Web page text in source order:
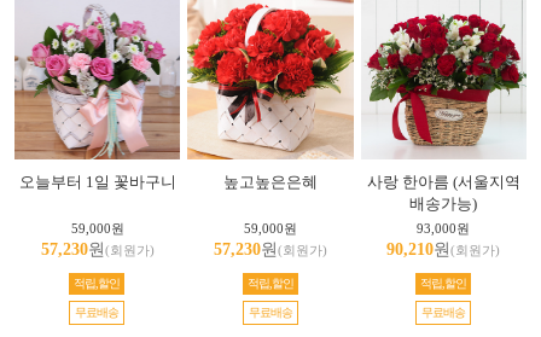
오늘부터 1일 꽃바구니
59,000원
57,230원(회원가)
적립,할인
무료배송
높고높은은혜
59,000원
57,230원(회원가)
적립,할인
무료배송
사랑 한아름 (서울지역
배송가능)
93,000원
90,210원(회원가)
적립,할인
무료배송